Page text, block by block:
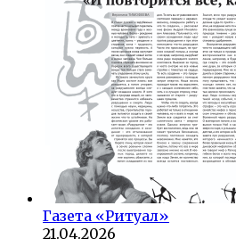
Газета «Ритуал»
21.04.2026